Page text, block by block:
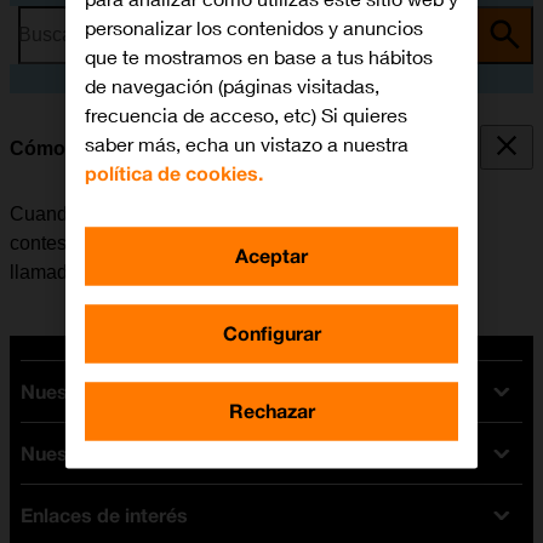
Busca por problema o tema
Cómo desviar las llamadas al contestador
Cuando no se contesta una llamada, esta se desvía al
contestador, donde se recogen los mensajes de las
llamadas.
Nuestras tarifas
Tarifas Orange
Tarifas fibra y móvil
Tarifas móviles
Nuestros dispositivos
Ofertas en móviles
Enlaces de interés
personalizar los contenidos y anuncios
que te mostramos en base a tus hábitos
de navegación (páginas visitadas,
frecuencia de acceso, etc) Si quieres
saber más, echa un vistazo a nuestra
política de cookies.
Configurar
Rechazar
Aceptar